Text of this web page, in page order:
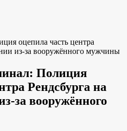
оцепила часть центра
из-за вооружённого мужчины
Полиция
Рендсбурга на
за вооружённого